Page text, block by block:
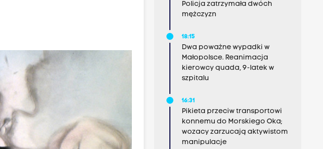
Policja zatrzymała dwóch
mężczyzn
18:15
Dwa poważne wypadki w
Małopolsce. Reanimacja
kierowcy quada, 9-latek w
szpitalu
16:31
Pikieta przeciw transportowi
konnemu do Morskiego Oka;
wozacy zarzucają aktywistom
manipulacje